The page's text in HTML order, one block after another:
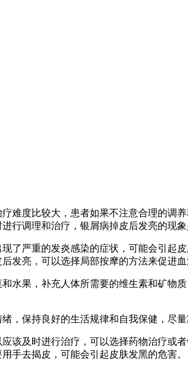
难度比较大，患者如果不注意合理的调
调理和治疗，银屑病掉皮后发亮的现象
了严重的发炎感染的症状，可能会引起
发亮，可以选择局部按摩的方法来促进血
果，补充人体所需要的维生素和矿物
保持良好的生活规律和自我保健，尽
该及时进行治疗，可以选择药物治疗或
手去揭皮，可能会引起皮肤发黑的危害。